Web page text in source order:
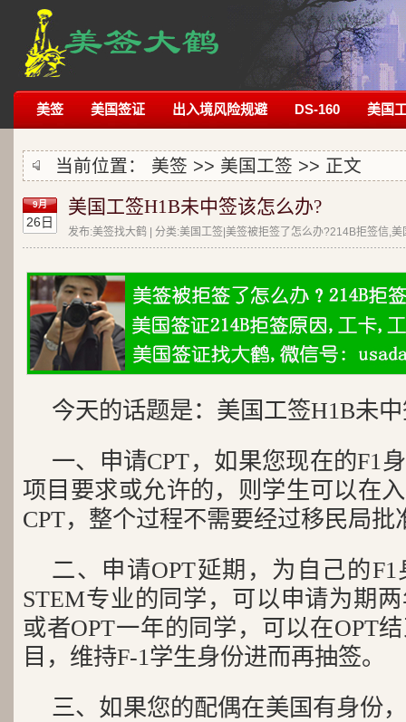
美签 美国签证 出入境风险规避 DS-160 美国
当前位置： 美签 >> 美国工签 >> 正文
9月
26日
美国工签H1B未中签该怎么办?
发布:美签找大鹤 | 分类:美国工签|美签被拒签了怎么办?214B拒签信,
今天的话题是：美国工签H1B未
一、申请CPT，如果您现在的F1
项目要求或允许的，则学生可以在
CPT，整个过程不需要经过移民局批
二、申请OPT延期，为自己的
STEM专业的同学，可以申请为期两
或者OPT一年的同学，可以在OPT
目，维持F-1学生身份进而再抽签。
三、如果您的配偶在美国有身份